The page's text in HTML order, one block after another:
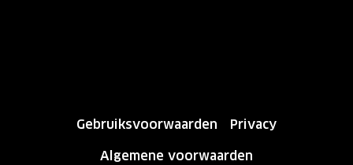
Gebruiksvoorwaarden
Privacy
Algemene voorwaarden